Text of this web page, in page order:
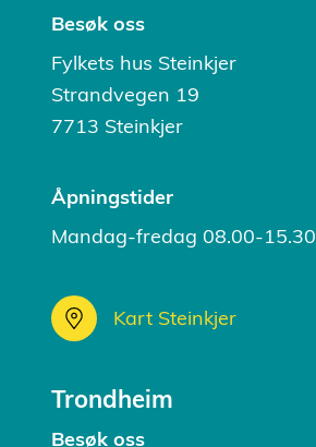
Besøk oss
Fylkets hus Steinkjer
Strandvegen 19
7713 Steinkjer
Åpningstider
Mandag-fredag 08.00-15.30
Kart Steinkjer
Trondheim
Besøk oss